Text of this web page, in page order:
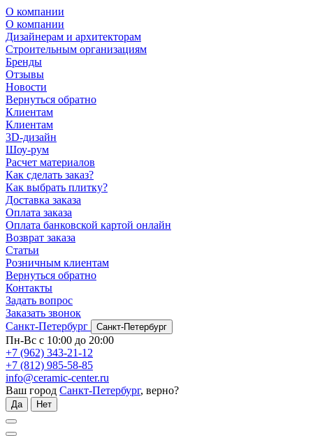
О компании
О компании
Дизайнерам и архитекторам
Строительным организациям
Бренды
Отзывы
Новости
Вернуться обратно
Клиентам
Клиентам
3D-дизайн
Шоу-рум
Расчет материалов
Как сделать заказ?
Как выбрать плитку?
Доставка заказа
Оплата заказа
Оплата банковской картой онлайн
Возврат заказа
Статьи
Розничным клиентам
Вернуться обратно
Контакты
Задать вопрос
Заказать звонок
Санкт-Петербург
Санкт-Петербург
Пн-Вс с 10:00 до 20:00
+7 (962) 343-21-12
+7 (812) 985-58-85
info@ceramic-center.ru
Ваш город Санкт-Петербург, верно?
Да Нет